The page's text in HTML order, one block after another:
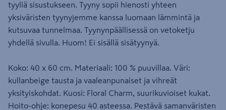
tyyliä sisustukseen. Tyyny sopii hienosti yhteen
yksiväristen tyynyjemme kanssa luomaan lämmintä ja
kutsuvaa tunnelmaa. Tyynynpäällisessä on vetoketju
yhdellä sivulla. Huom! Ei sisällä sisätyynyä.
Koko: 40 x 60 cm. Materiaali: 100 % puuvillaa. Väri:
kullanbeige tausta ja vaaleanpunaiset ja vihreät
yksityiskohdat. Kuosi: Floral Charm, suurikuvioiset kukat.
Hoito-ohje: konepesu 40 asteessa. Pestävä samanväristen